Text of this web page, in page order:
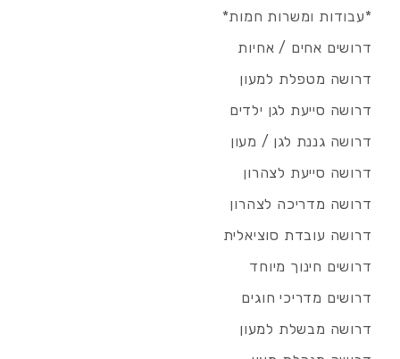
*עבודות ומשרות חמות*
דרושים אחים / אחיות
דרושה מטפלת למעון
דרושה סייעת לגן ילדים
דרושה גננת לגן / מעון
דרושה סייעת לצהרון
דרושה מדריכה לצהרון
דרושה עובדת סוציאלית
דרושים חינוך מיוחד
דרושים מדריכי חוגים
דרושה מבשלת למעון